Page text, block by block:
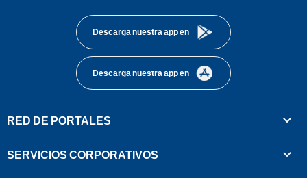
Descarga nuestra app en
Descarga nuestra app en
RED DE PORTALES
SERVICIOS CORPORATIVOS